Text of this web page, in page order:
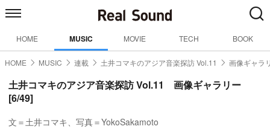
HOME MUSIC MOVIE TECH BOOK
HOME MUSIC 連載 土井コマキのアジア音楽探訪 Vol.11 画像ギャラ
土井コマキのアジア音楽探訪 Vol.11 画像ギャラリー
[6/49]
文＝土井コマキ、写真＝YokoSakamoto